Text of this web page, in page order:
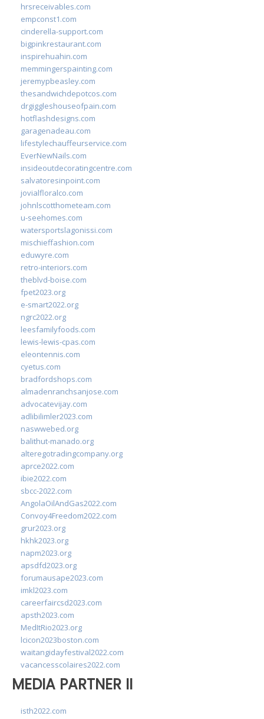
hrsreceivables.com
empconst1.com
cinderella-support.com
bigpinkrestaurant.com
inspirehuahin.com
memmingerspainting.com
jeremypbeasley.com
thesandwichdepotcos.com
drgiggleshouseofpain.com
hotflashdesigns.com
garagenadeau.com
lifestylechauffeurservice.com
EverNewNails.com
insideoutdecoratingcentre.com
salvatoresinpoint.com
jovialfloralco.com
johnlscotthometeam.com
u-seehomes.com
watersportslagonissi.com
mischieffashion.com
eduwyre.com
retro-interiors.com
theblvd-boise.com
fpet2023.org
e-smart2022.org
ngrc2022.org
leesfamilyfoods.com
lewis-lewis-cpas.com
eleontennis.com
cyetus.com
bradfordshops.com
almadenranchsanjose.com
advocatevijay.com
adlibilimler2023.com
naswwebed.org
balithut-manado.org
alteregotradingcompany.org
aprce2022.com
ibie2022.com
sbcc-2022.com
AngolaOilAndGas2022.com
Convoy4Freedom2022.com
grur2023.org
hkhk2023.org
napm2023.org
apsdfd2023.org
forumausape2023.com
imkl2023.com
careerfaircsd2023.com
apsth2023.com
MedItRio2023.org
lcicon2023boston.com
waitangidayfestival2022.com
vacancesscolaires2022.com
MEDIA PARTNER II
isth2022.com